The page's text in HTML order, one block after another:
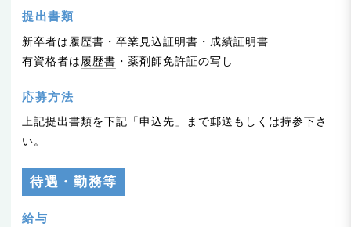
提出書類
新卒者は履歴書 ・卒業見込証明書・成績証明書
有資格者は履歴書 ・薬剤師免許証の写し
応募方法
上記提出書類を下記「申込先」まで郵送もしくは持参下さ
い。
待遇・勤務等
給与